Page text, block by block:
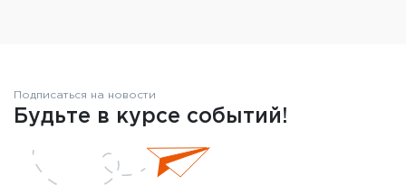
Подписаться на новости
Будьте в курсе событий!